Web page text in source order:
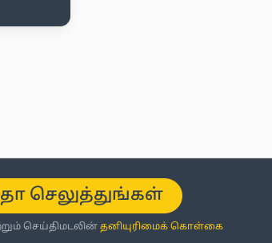
செலுத்துங்கள்
செய்திமடலின் தனியுரிமைக் கொள்கை